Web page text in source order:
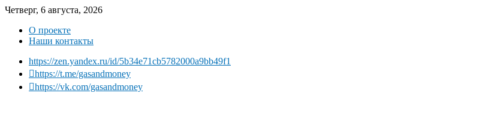
Четверг, 6 августа, 2026
О проекте
Наши контакты
https://zen.yandex.ru/id/5b34e71cb5782000a9bb49f1
https://t.me/gasandmoney
https://vk.com/gasandmoney